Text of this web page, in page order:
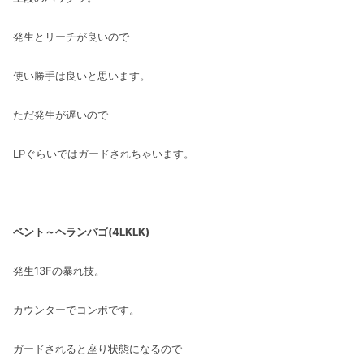
発生とリーチが良いので
使い勝手は良いと思います。
ただ発生が遅いので
LPぐらいではガードされちゃいます。
ベント～ヘランパゴ(4LKLK)
発生13Fの暴れ技。
カウンターでコンボです。
ガードされると座り状態になるので